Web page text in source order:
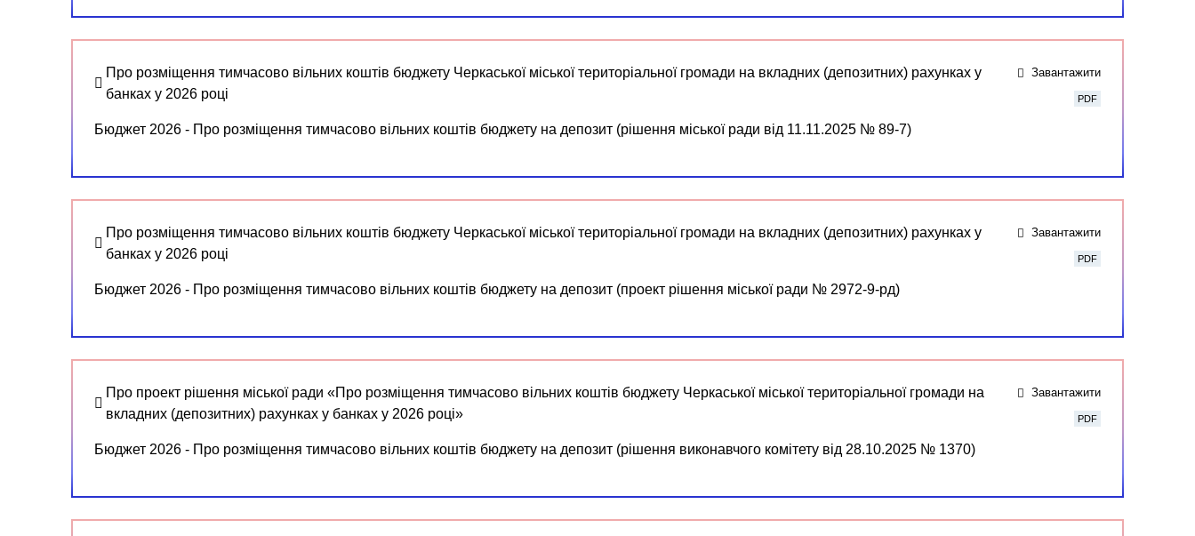
Про розміщення тимчасово вільних коштів бюджету Черкаської міської територіальної громади на вкладних (депозитних) рахунках у
банках у 2026 році
Бюджет 2026 - Про розміщення тимчасово вільних коштів бюджету на депозит (рішення міської ради від 11.11.2025 № 89-7)
Завантажити
PDF
Про розміщення тимчасово вільних коштів бюджету Черкаської міської територіальної громади на вкладних (депозитних) рахунках у
банках у 2026 році
Бюджет 2026 - Про розміщення тимчасово вільних коштів бюджету на депозит (проект рішення міської ради № 2972-9-рд)
Завантажити
PDF
Про проект рішення міської ради «Про розміщення тимчасово вільних коштів бюджету Черкаської міської територіальної громади на
вкладних (депозитних) рахунках у банках у 2026 році»
Бюджет 2026 - Про розміщення тимчасово вільних коштів бюджету на депозит (рішення виконавчого комітету від 28.10.2025 № 1370)
Завантажити
PDF